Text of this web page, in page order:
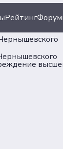
Рейтинг